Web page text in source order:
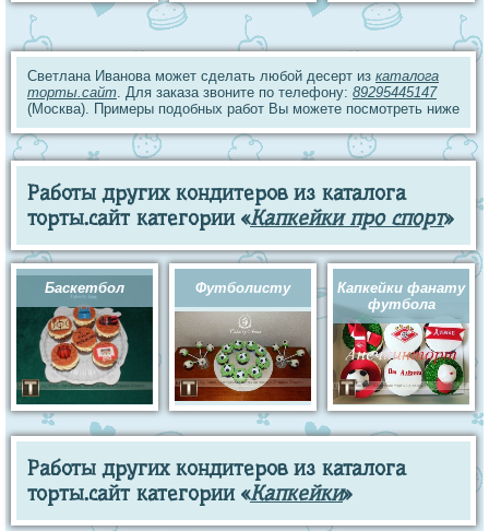
Светлана Иванова может сделать любой десерт из каталога
торты.сайт . Для заказа звоните по телефону: 89295445147
(Москва). Примеры подобных работ Вы можете посмотреть ниже
Работы других кондитеров из каталога
торты.сайт категории «Капкейки про спорт»
Баскетбол Футболисту
Капкейки фанату
футбола
Работы других кондитеров из каталога
торты.сайт категории «Капкейки»